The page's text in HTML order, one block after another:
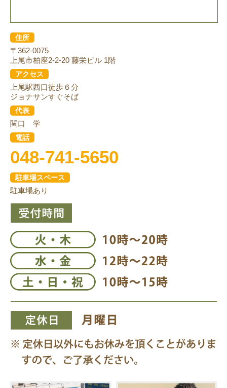
住所
〒362-0075
上尾市柏座2-2-20 藤栄ビル 1階
アクセス
上尾駅西口徒歩６分
ジョナサンすぐそば
代表
関口 学
電話
048-741-5650
駐車場スペース
駐車場あり